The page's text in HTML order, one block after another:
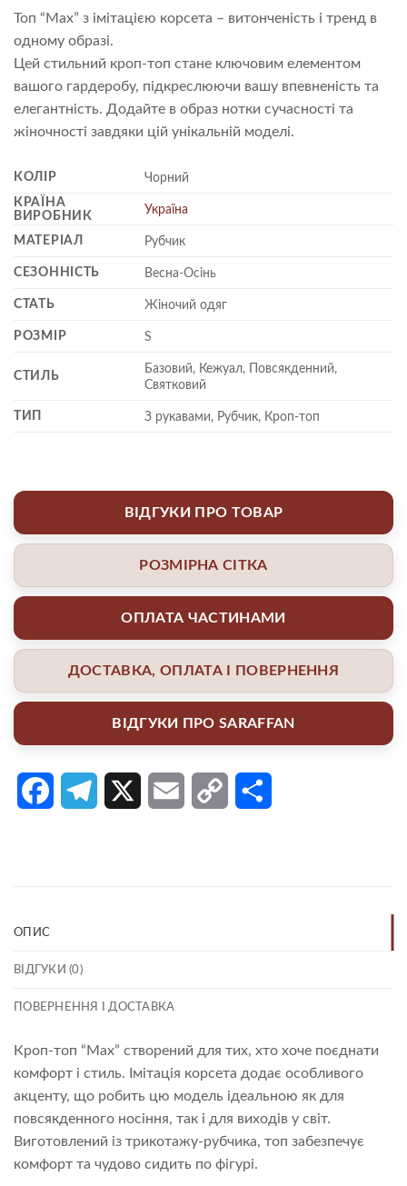
Топ “Max” з імітацією корсета – витонченість і тренд в
одному образі.
Цей стильний кроп-топ стане ключовим елементом
вашого гардеробу, підкреслюючи вашу впевненість та
елегантність. Додайте в образ нотки сучасності та
жіночності завдяки цій унікальній моделі.
КОЛІР
Чорний
КРАЇНА
ВИРОБНИК
Україна
МАТЕРІАЛ Рубчик
СЕЗОННІСТЬ Весна-Осінь
СТАТЬ Жіночий одяг
РОЗМІР S
СТИЛЬ
Базовий, Кежуал, Повсякденний,
Святковий
ТИП З рукавами, Рубчик, Кроп-топ
ВІДГУКИ ПРО ТОВАР
РОЗМІРНА СІТКА
ОПЛАТА ЧАСТИНАМИ
ДОСТАВКА, ОПЛАТА І ПОВЕРНЕННЯ
ВІДГУКИ ПРО SARAFFAN
FacebookTelegram Email Copy
ОПИС
ВІДГУКИ (0)
ПОВЕРНЕННЯ І ДОСТАВКА
Кроп-топ “Max” створений для тих, хто хоче поєднати
комфорт і стиль. Імітація корсета додає особливого
акценту, що робить цю модель ідеальною як для
повсякденного носіння, так і для виходів у світ.
Виготовлений із трикотажу-рубчика, топ забезпечує
комфорт та чудово сидить по фігурі.